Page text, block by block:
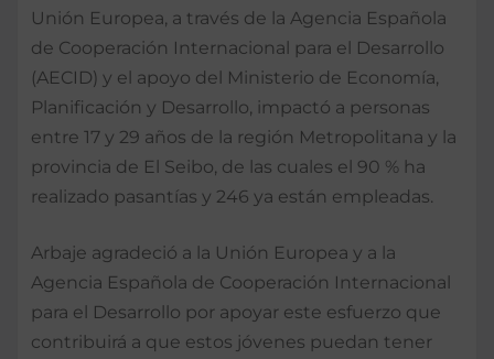
Unión Europea, a través de la Agencia Española
de Cooperación Internacional para el Desarrollo
(AECID) y el apoyo del Ministerio de Economía,
Planificación y Desarrollo, impactó a personas
entre 17 y 29 años de la región Metropolitana y la
provincia de El Seibo, de las cuales el 90 % ha
realizado pasantías y 246 ya están empleadas.
Arbaje agradeció a la Unión Europea y a la
Agencia Española de Cooperación Internacional
para el Desarrollo por apoyar este esfuerzo que
contribuirá a que estos jóvenes puedan tener